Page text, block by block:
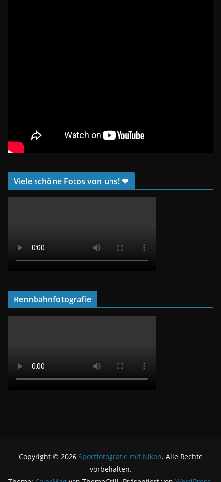
Viele schöne Fotos von uns! ❤
Rennbahnfotografie
Copyright © 2026 Sportfotografie mit Nikon. Alle Rechte
vorbehalten.